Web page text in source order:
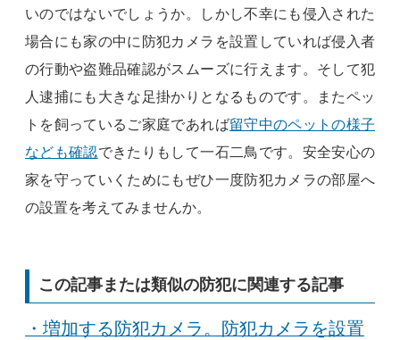
いのではないでしょうか。しかし不幸にも侵入された
場合にも家の中に防犯カメラを設置していれば侵入者
の行動や盗難品確認がスムーズに行えます。そして犯
人逮捕にも大きな足掛かりとなるものです。またペッ
トを飼っているご家庭であれば留守中のペットの様子
なども確認できたりもして一石二鳥です。安全安心の
家を守っていくためにもぜひ一度防犯カメラの部屋へ
の設置を考えてみませんか。
この記事または類似の防犯に関連する記事
・増加する防犯カメラ。防犯カメラを設置